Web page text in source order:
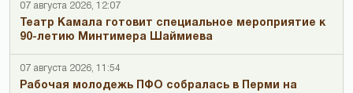
07 августа 2026, 12:07
Театр Камала готовит специальное мероприятие к
90-летию Минтимера Шаймиева
07 августа 2026, 11:54
Рабочая молодежь ПФО собралась в Перми на